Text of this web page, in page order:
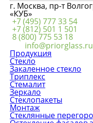
г. Москва, пр-т
«КУБ»
+7 (495) 777 33 54
+7 (812) 501 1 501
8 (800) 775 53 18
info@priorglass.ru
Продукция
Стекло
Закаленное стекло
Триплекс
Стемалит
Зеркало
Стеклопакеты
Монтаж
Стеклянные